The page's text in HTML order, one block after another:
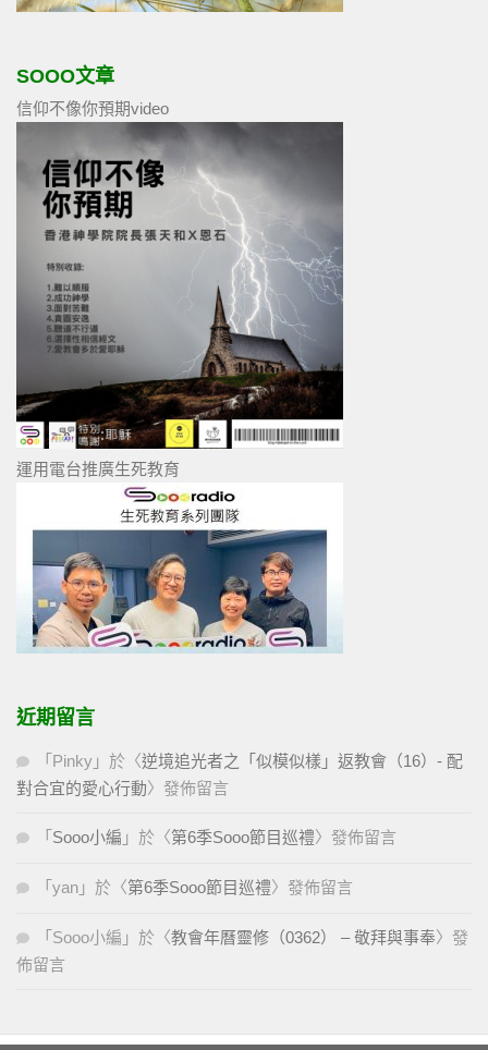
SOOO文章
信仰不像你預期video
運用電台推廣生死教育
近期留言
「 Pinky 」於〈逆境追光者之「似模似樣」返教會（16）- 配
對合宜的愛心行動〉發佈留言
「 Sooo小編 」於〈第6季Sooo節目巡禮〉發佈留言
「 yan 」於〈第6季Sooo節目巡禮〉發佈留言
「 Sooo小編 」於〈教會年曆靈修（0362） – 敬拜與事奉〉發
佈留言